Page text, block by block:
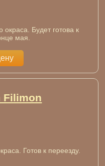
окраса. Будет готова к
мая.
Filimon
Готов к переезду.